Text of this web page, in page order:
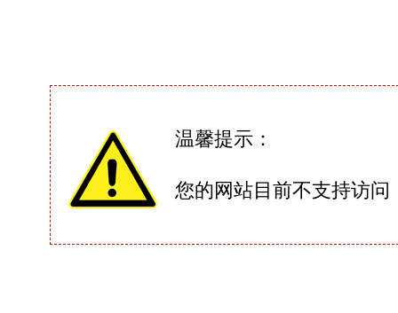
温馨提示：
您的网站目前不支持访